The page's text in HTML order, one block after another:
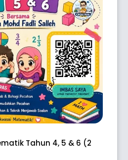
Tahun 4, 5 & 6 (2